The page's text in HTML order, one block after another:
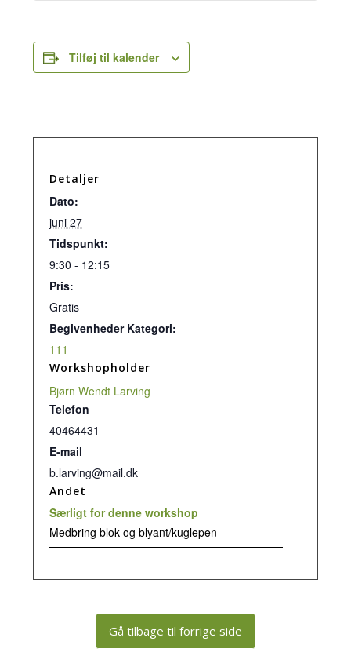
Tilføj til kalender
Detaljer
Dato:
juni 27
Tidspunkt:
9:30 - 12:15
Pris:
Gratis
Begivenheder Kategori:
111
Workshopholder
Bjørn Wendt Larving
Telefon
40464431
E-mail
b.larving@mail.dk
Andet
Særligt for denne workshop
Medbring blok og blyant/kuglepen
Gå tilbage til forrige side